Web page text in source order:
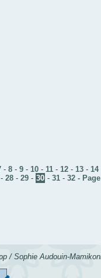
- 8- 9- 10- 11- 12- 13- 14
- 28 - 29 - 30 - 31 - 32 -
/ Sophie Audouin-